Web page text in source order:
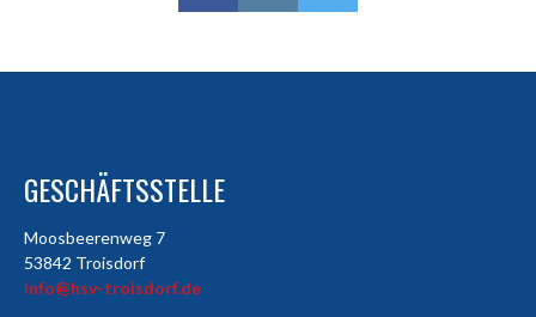
GESCHÄFTSSTELLE
Moosbeerenweg 7
53842 Troisdorf
info@hsv-troisdorf.de